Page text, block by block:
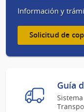
Información y
Solicitud de
Guía